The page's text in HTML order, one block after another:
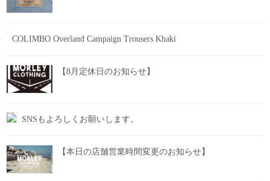
COLIMBO Overland Campaign Trousers Khaki
【8月定休日のお知らせ】
SNSもよろしくお願いします。
【本日の店舗営業時間変更のお知らせ】